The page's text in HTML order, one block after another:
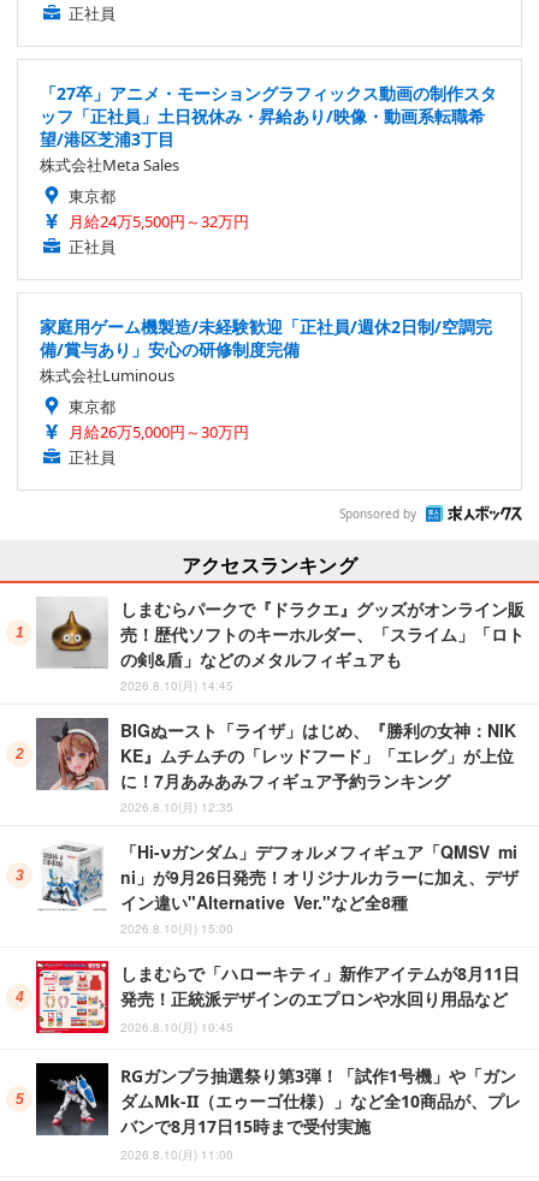
正社員
「27卒」アニメ・モーショングラフィックス動画の制作スタ
ッフ「正社員」土日祝休み・昇給あり/映像・動画系転職希
望/港区芝浦3丁目
株式会社Meta Sales
東京都
月給24万5,500円～32万円
正社員
家庭用ゲーム機製造/未経験歓迎「正社員/週休2日制/空調完
備/賞与あり」安心の研修制度完備
株式会社Luminous
東京都
月給26万5,000円～30万円
正社員
Sponsored by
アクセスランキング
しまむらパークで『ドラクエ』グッズがオンライン販
売！歴代ソフトのキーホルダー、「スライム」「ロト
の剣&盾」などのメタルフィギュアも
2026.8.10(月) 14:45
BIGぬースト「ライザ」はじめ、『勝利の女神：NIK
KE』ムチムチの「レッドフード」「エレグ」が上位
に！7月あみあみフィギュア予約ランキング
2026.8.10(月) 12:35
「Hi-νガンダム」デフォルメフィギュア「QMSV mi
ni」が9月26日発売！オリジナルカラーに加え、デザ
イン違い"Alternative Ver."など全8種
2026.8.10(月) 15:00
しまむらで「ハローキティ」新作アイテムが8月11日
発売！正統派デザインのエプロンや水回り用品など
2026.8.10(月) 10:45
RGガンプラ抽選祭り第3弾！「試作1号機」や「ガン
ダムMk-II（エゥーゴ仕様）」など全10商品が、プレ
バンで8月17日15時まで受付実施
2026.8.10(月) 11:00